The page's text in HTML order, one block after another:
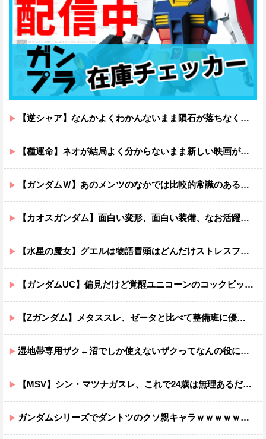
【逆シャア】なんかよくわかんないまま隕石が落ちなくていい感じに終わった作品ｗｗｗｗｗｗ
【種運命】ネオが結局よく分からないまま新しい映画が終わった後ももやもやしてる
【ガンダムＷ】あのメンツのなかでは比較的常識のあるほうなのがデュオだよね
【カオスガンダム】面白い変形、面白い装備、なお活躍…
【水星の魔女】グエルは物語冒頭はどんだけストレスフルだったんだよ…ってなる
【ガンダムUC】偏見だけど覚醒ユニコーンのコックピットってエアコンの効きが強そうでいいよね
【Zガンダム】メタススレ、ゼータと比べて整備班に優しそう
湿地帯専用ザク←沼でしか使えないザクってなんの役に立つ設定なんだ？
【MSV】シン・マツナガスレ、これで24歳は無理あるだろ…
ガンダムシリーズでダントツのクソ親キャラｗｗｗｗｗｗｗｗｗｗｗｗ